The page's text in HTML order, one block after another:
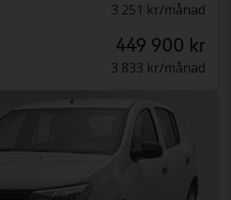
3 251 kr/månad
449 900 kr
3 833 kr/månad